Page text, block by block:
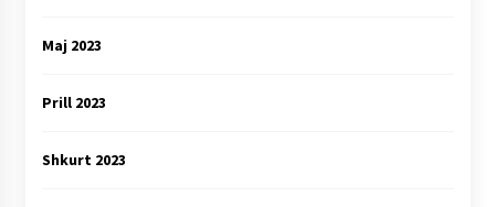
Maj 2023
Prill 2023
Shkurt 2023